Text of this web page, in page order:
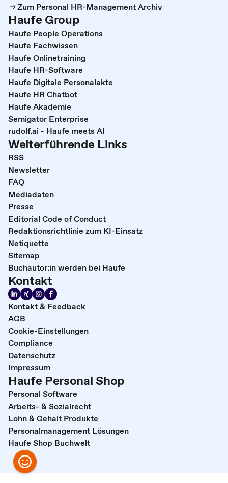
Zum Personal HR-Management Archiv
Haufe Group
Haufe People Operations
Haufe Fachwissen
Haufe Onlinetraining
Haufe HR-Software
Haufe Digitale Personalakte
Haufe HR Chatbot
Haufe Akademie
Semigator Enterprise
rudolf.ai - Haufe meets AI
Weiterführende Links
RSS
Newsletter
FAQ
Mediadaten
Presse
Editorial Code of Conduct
Redaktionsrichtlinie zum KI-Einsatz
Netiquette
Sitemap
Buchautor:in werden bei Haufe
Kontakt
Kontakt & Feedback
AGB
Cookie-Einstellungen
Compliance
Datenschutz
Impressum
Haufe Personal Shop
Personal Software
Arbeits- & Sozialrecht
Lohn & Gehalt Produkte
Personalmanagement Lösungen
Haufe Shop Buchwelt